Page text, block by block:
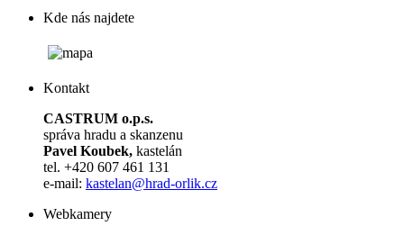
Kde nás najdete
Kontakt
CASTRUM o.p.s.
správa hradu a skanzenu
Pavel Koubek, kastelán
tel. +420 607 461 131
e-mail: kastelan@hrad-orlik.cz
Webkamery